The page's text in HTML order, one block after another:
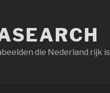
die Nederland rijk is